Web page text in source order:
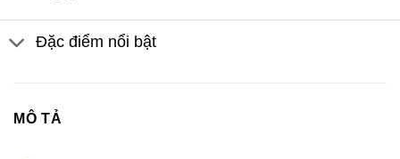
Đặc điểm nổi bật
MÔ TẢ